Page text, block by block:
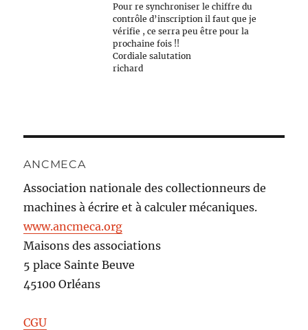
Pour re synchroniser le chiffre du
contrôle d’inscription il faut que je
vérifie , ce serra peu être pour la
prochaine fois !!
Cordiale salutation
richard
ANCMECA
Association nationale des collectionneurs de
machines à écrire et à calculer mécaniques.
www.ancmeca.org
Maisons des associations
5 place Sainte Beuve
45100 Orléans
CGU